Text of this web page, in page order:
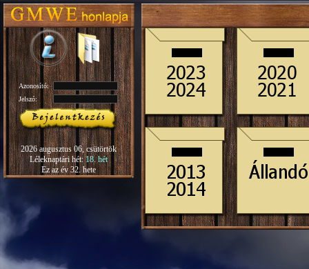
Azonosító:
Jelszó:
2026 augusztus 06, csütörtök
Léleknaptári hét:18. hét
Ez az év 32. hete